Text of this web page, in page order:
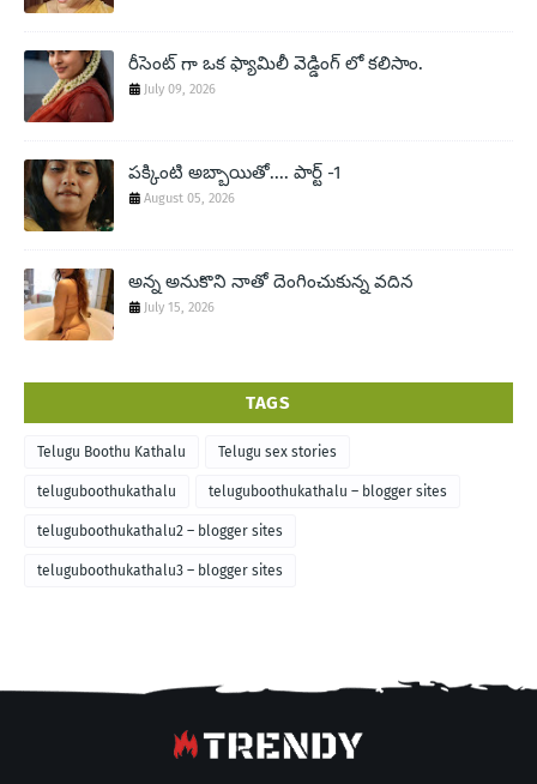
రీసెంట్ గా ఒక ఫ్యామిలీ వెడ్డింగ్ లో కలిసాం.
July 09, 2026
పక్కింటి అబ్బాయితో.... పార్ట్ -1
August 05, 2026
అన్న అనుకొని నాతో దెంగించుకున్న వదిన
July 15, 2026
TAGS
Telugu Boothu Kathalu Telugu sex stories
teluguboothukathalu teluguboothukathalu – blogger sites
teluguboothukathalu2 – blogger sites
teluguboothukathalu3 – blogger sites